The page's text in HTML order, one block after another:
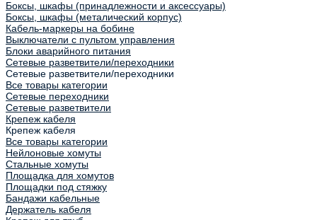
Боксы, шкафы (принадлежности и аксессуары)
Боксы, шкафы (металический корпус)
Кабель-маркеры на бобине
Выключатели с пультом управления
Блоки аварийного питания
Сетевые разветвители/переходники
Сетевые разветвители/переходники
Все товары категории
Сетевые переходники
Сетевые разветвители
Крепеж кабеля
Крепеж кабеля
Все товары категории
Нейлоновые хомуты
Стальные хомуты
Площадка для хомутов
Площадки под стяжку
Бандажи кабельные
Держатель кабеля